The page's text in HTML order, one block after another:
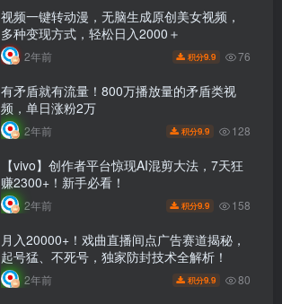
视频一键转动漫，无脑生成原创美女视频，
多种变现方式，轻松日入2000＋
2年前 积分9.9 76
有矛盾就有流量！800万播放量的矛盾类视
频，单日涨粉2万
2年前 积分9.9 128
【vivo】创作者平台惊现AI混剪大法，7天狂
赚2300+！新手必看！
2年前 积分9.9 158
月入20000+！戏曲直播间点广告赛道揭秘，
起号猛、不死号，独家防封技术全解析！
2年前 积分9.9 80